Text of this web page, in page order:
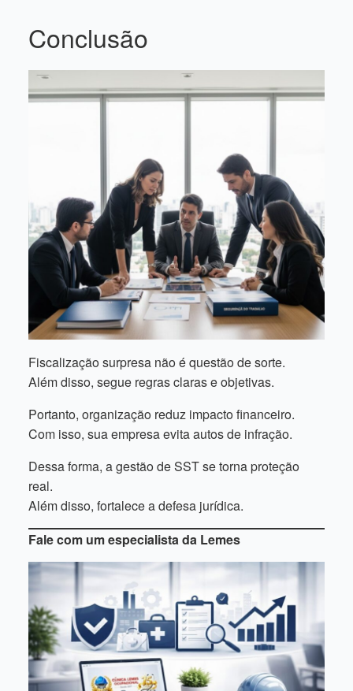
Conclusão
Fiscalização surpresa não é questão de sorte.
Além disso, segue regras claras e objetivas.
Portanto, organização reduz impacto financeiro.
Com isso, sua empresa evita autos de infração.
Dessa forma, a gestão de SST se torna proteção
real.
Além disso, fortalece a defesa jurídica.
Fale com um especialista da Lemes